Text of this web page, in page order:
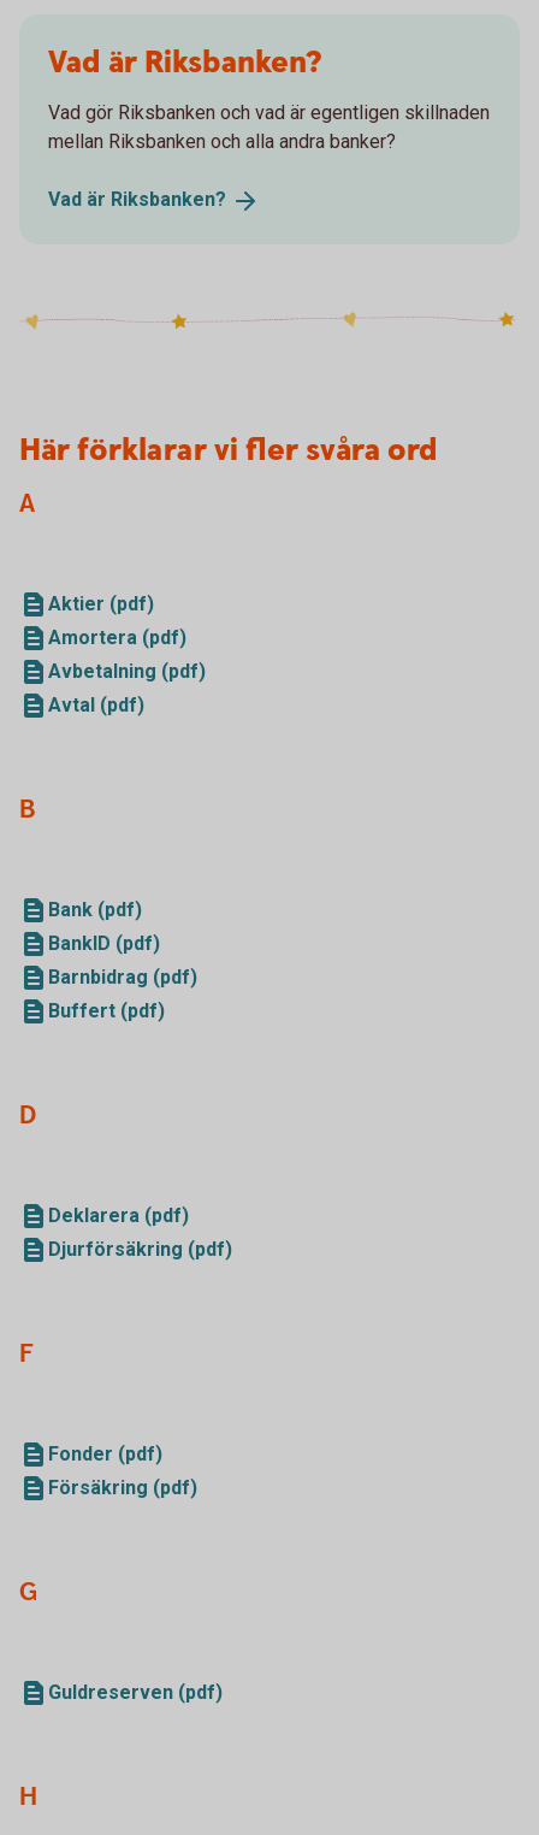
Vad är Riksbanken?
Vad gör Riksbanken och vad är egentligen skillnaden
mellan Riksbanken och alla andra banker?
Vad är Riksbanken?
Här förklarar vi fler svåra ord
A
Aktier (pdf)
Amortera (pdf)
Avbetalning (pdf)
Avtal (pdf)
B
Bank (pdf)
BankID (pdf)
Barnbidrag (pdf)
Buffert (pdf)
D
Deklarera (pdf)
Djurförsäkring (pdf)
F
Fonder (pdf)
Försäkring (pdf)
G
Guldreserven (pdf)
H